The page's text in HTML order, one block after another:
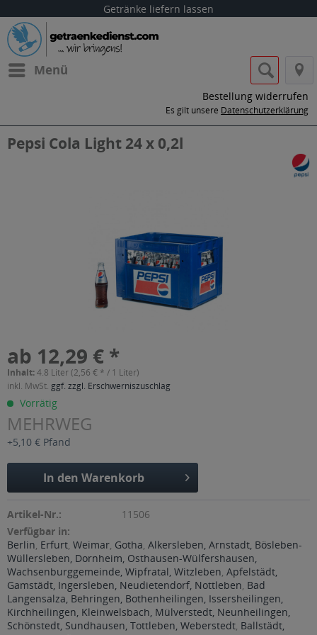
Getränke liefern lassen
Menü
Bestellung widerrufen
Es gilt unsere Datenschutzerklärung
Pepsi Cola Light 24 x 0,2l
ab 12,29 € *
Inhalt:4.8 Liter (2,56 € * / 1 Liter)
inkl. MwSt. ggf. zzgl. Erschwerniszuschlag
Vorrätig
MEHRWEG
+5,10 € Pfand
In den Warenkorb
Artikel-Nr.:
11506
Verfügbar in:
Berlin, Erfurt, Weimar, Gotha, Alkersleben, Arnstadt, Bösleben-
Wüllersleben, Dornheim, Osthausen-Wülfershausen,
Wachsenburggemeinde, Wipfratal, Witzleben, Apfelstädt,
Gamstädt, Ingersleben, Neudietendorf, Nottleben, Bad
Langensalza, Behringen, Bothenheilingen, Issersheilingen,
Kirchheilingen, Kleinwelsbach, Mülverstedt, Neunheilingen,
Schönstedt, Sundhausen, Tottleben, Weberstedt, Ballstädt,